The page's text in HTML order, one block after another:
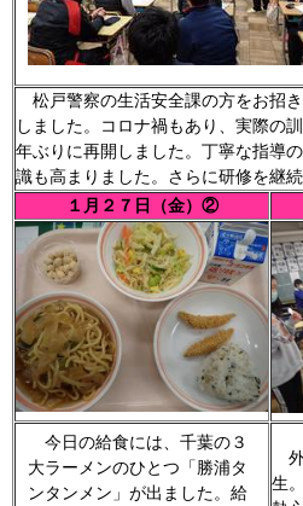
松戸警察の生活安全課の方をお招
しました。コロナ禍もあり、実際の
年ぶりに再開しました。丁寧な指導
識も高まりました。さらに研修を継
１月２７日（金）②
今日の給食には、千葉の３
大ラーメンのひとつ「勝浦タ
ンタンメン」が出ました。給
外
生